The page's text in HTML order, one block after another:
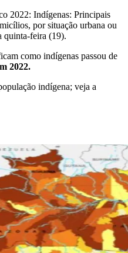
2022: Indígenas: Principais
por situação urbana ou
quinta-feira (19).
como indígenas passou de
2022.
indígena; veja a